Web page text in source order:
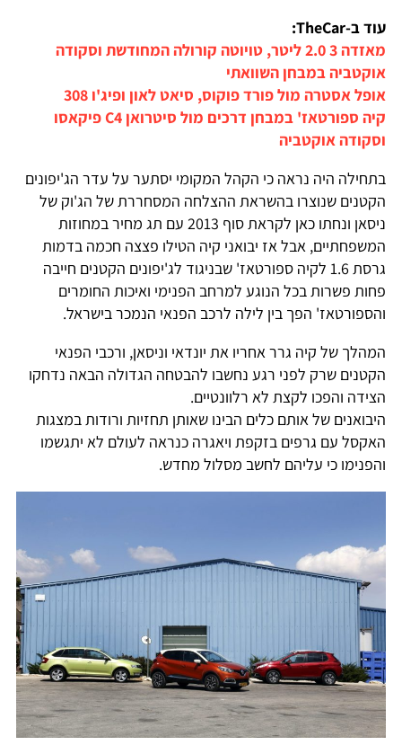
עוד ב-TheCar:
מאזדה 3 2.0 ליטר, טויוטה קורולה המחודשת וסקודה
אוקטביה במבחן השוואתי
אופל אסטרה מול פורד פוקוס, סיאט לאון ופיג'ו 308
קיה ספורטאז' במבחן דרכים מול סיטרואן C4 פיקאסו
וסקודה אוקטביה
בתחילה היה נראה כי הקהל המקומי יסתער על עדר הג'יפונים
הקטנים שנוצרו בהשראת ההצלחה המסחררת של הג'וק של
ניסאן ונחתו כאן לקראת סוף 2013 עם תג מחיר במחוזות
המשפחתיים, אבל אז יבואני קיה הטילו פצצה חכמה בדמות
גרסת 1.6 לקיה ספורטאז' שבניגוד לג'יפונים הקטנים חייבה
פחות פשרות בכל הנוגע למרחב הפנימי ואיכות החומרים
והספורטאז' הפך בין לילה לרכב הפנאי הנמכר בישראל.
המהלך של קיה גרר אחריו את יונדאי וניסאן, ורכבי הפנאי
הקטנים שרק לפני רגע נחשבו להבטחה הגדולה הבאה נדחקו
הצידה והפכו לקצת לא רלוונטיים.
היבואנים של אותם כלים הבינו שאותן תחזיות ורודות במצגות
האקסל עם גרפים בזקפת ויאגרה כנראה לעולם לא יתגשמו
והפנימו כי עליהם לחשב מסלול מחדש.